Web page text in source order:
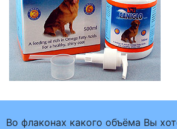
Во флаконах какого объёма Вы